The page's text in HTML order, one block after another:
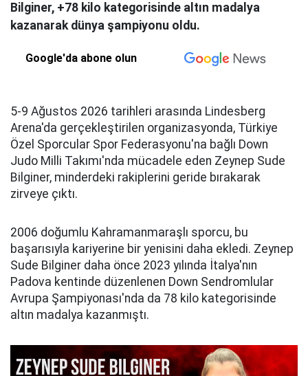
Bilginer, +78 kilo kategorisinde altın madalya
kazanarak dünya şampiyonu oldu.
Google'da abone olun
5-9 Ağustos 2026 tarihleri arasında Lindesberg
Arena'da gerçekleştirilen organizasyonda, Türkiye
Özel Sporcular Spor Federasyonu'na bağlı Down
Judo Milli Takımı'nda mücadele eden Zeynep Sude
Bilginer, minderdeki rakiplerini geride bırakarak
zirveye çıktı.
2006 doğumlu Kahramanmaraşlı sporcu, bu
başarısıyla kariyerine bir yenisini daha ekledi. Zeynep
Sude Bilginer daha önce 2023 yılında İtalya'nın
Padova kentinde düzenlenen Down Sendromlular
Avrupa Şampiyonası'nda da 78 kilo kategorisinde
altın madalya kazanmıştı.